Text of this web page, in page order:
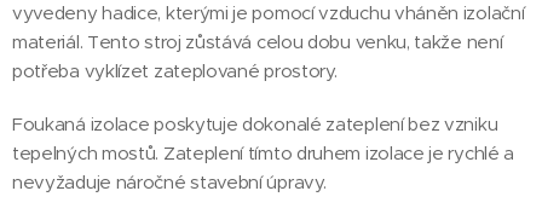
vyvedeny hadice, kterými je pomocí vzduchu vháněn izolační
materiál. Tento stroj zůstává celou dobu venku, takže není
potřeba vyklízet zateplované prostory.
Foukaná izolace poskytuje dokonalé zateplení bez vzniku
tepelných mostů. Zateplení tímto druhem izolace je rychlé a
nevyžaduje náročné stavební úpravy.